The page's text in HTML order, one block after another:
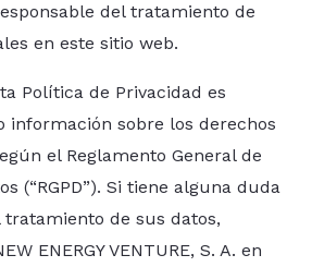
del tratamiento de
en este sitio web.
Política de Privacidad es
información sobre los derechos
el Reglamento General de
(“RGPD”). Si tiene alguna duda
de sus datos,
ENERGY VENTURE, S. A. en